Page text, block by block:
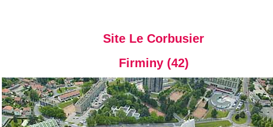
Site Le Corbusier
Firminy (42)